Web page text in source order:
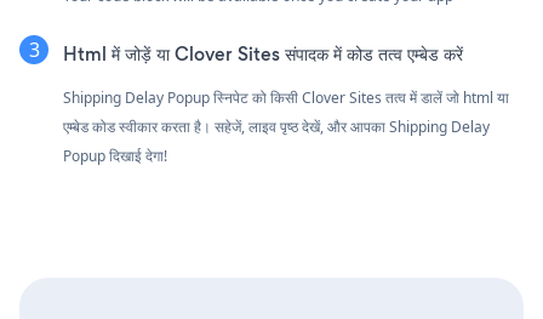
Html में जोड़ें या Clover Sites संपादक में कोड तत्व एम्बेड करें
Shipping Delay Popup स्निपेट को किसी Clover Sites तत्व में डालें जो html या
एम्बेड कोड स्वीकार करता है। सहेजें, लाइव पृष्ठ देखें, और आपका Shipping Delay
Popup दिखाई देगा!